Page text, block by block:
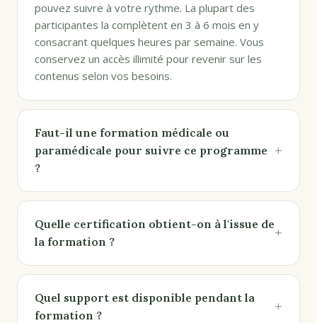
pouvez suivre à votre rythme. La plupart des
participantes la complètent en 3 à 6 mois en y
consacrant quelques heures par semaine. Vous
conservez un accès illimité pour revenir sur les
contenus selon vos besoins.
Faut-il une formation médicale ou
paramédicale pour suivre ce programme
?
+
Quelle certification obtient-on à l'issue de
la formation ?
+
Quel support est disponible pendant la
formation ?
+